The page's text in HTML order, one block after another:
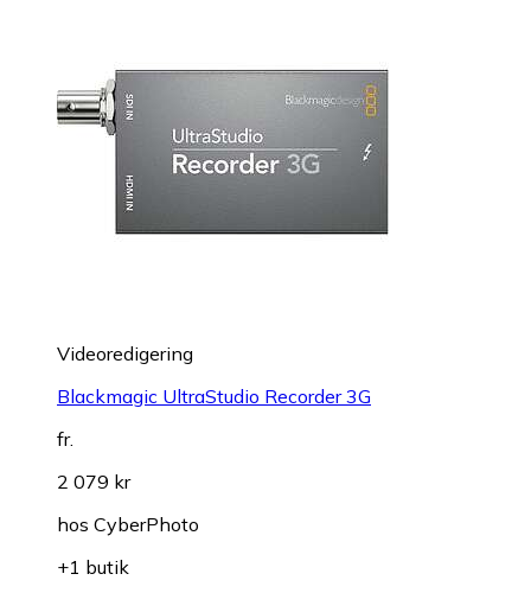
Videoredigering
Blackmagic UltraStudio Recorder 3G
fr.
2 079 kr
hos CyberPhoto
+1 butik